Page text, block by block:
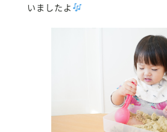
いましたよ